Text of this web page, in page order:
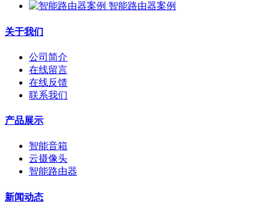
智能路由器案例
关于我们
公司简介
在线留言
在线反馈
联系我们
产品展示
智能音箱
云摄像头
智能路由器
新闻动态